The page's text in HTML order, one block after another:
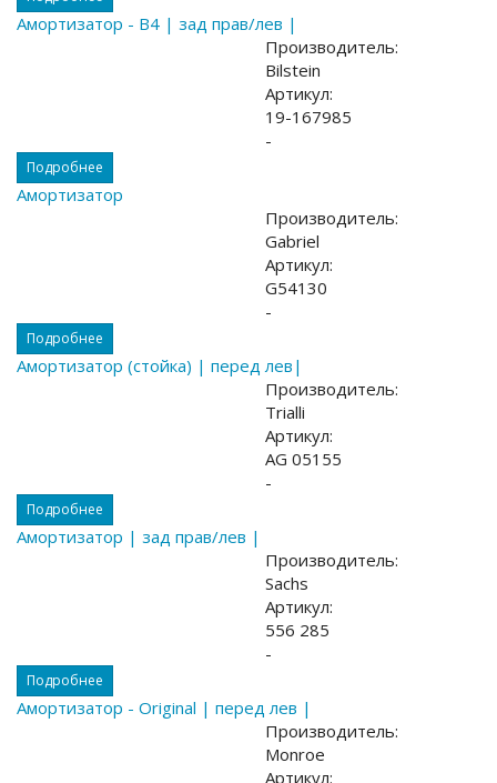
Амортизатор - B4 | зад прав/лев |
Производитель:
Bilstein
Артикул:
19-167985
-
Подробнее
Амортизатор
Производитель:
Gabriel
Артикул:
G54130
-
Подробнее
Амортизатор (стойка) | перед лев|
Производитель:
Trialli
Артикул:
AG 05155
-
Подробнее
Амортизатор | зад прав/лев |
Производитель:
Sachs
Артикул:
556 285
-
Подробнее
Амортизатор - Original | перед лев |
Производитель:
Monroe
Артикул: